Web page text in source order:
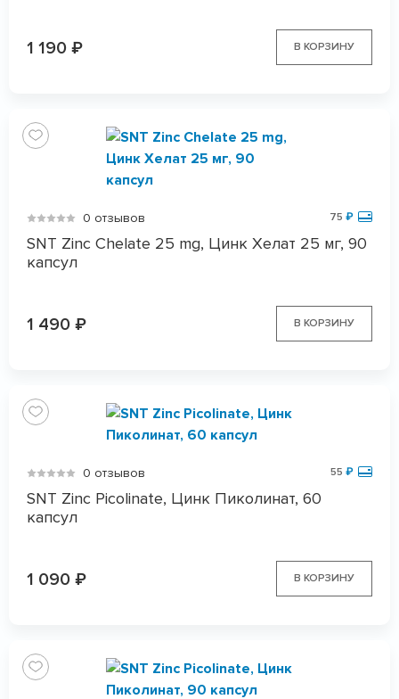
1 190 ₽ В КОРЗИНУ
0 отзывов 75 ₽
SNT Zinc Chelate 25 mg, Цинк Хелат 25 мг, 90
капсул
1 490 ₽ В КОРЗИНУ
0 отзывов 55 ₽
SNT Zinc Picolinate, Цинк Пиколинат, 60
капсул
1 090 ₽ В КОРЗИНУ